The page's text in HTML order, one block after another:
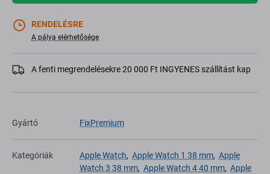
RENDELÉSRE
A pálya elérhetősége
A fenti megrendelésekre 20 000 Ft INGYENES szállítást kap
Gyártó FixPremium
Kategóriák Apple Watch, Apple Watch 1 38 mm, Apple
Watch 3 38 mm, Apple Watch 4 40 mm, Apple